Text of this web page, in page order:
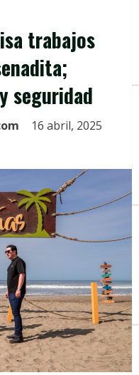
trabajos
seguridad
16 abril, 2025